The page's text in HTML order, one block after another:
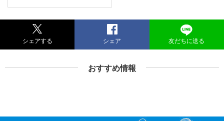
シェアする シェア 友だちに送る
おすすめ情報